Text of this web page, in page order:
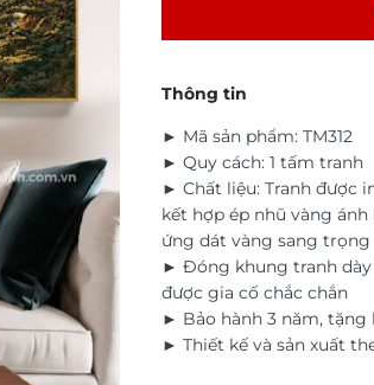
Thông tin
► Mã sản phẩm: TM312
► Quy cách: 1 tấm tranh
► Chất liệu: Tranh được
kết hợp ép nhũ vàng
ứng dát vàng sang trọng
► Đóng khung tranh dày
được gia cố chắc chắn
► Bảo hành 3 năm,
► Thiết kế và sản xuất